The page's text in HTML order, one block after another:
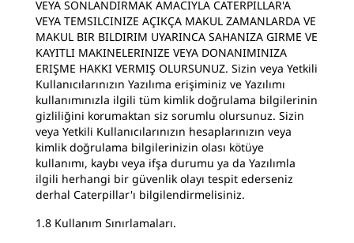
VEYA SONLANDIRMAK AMACIYLA CATERPILLAR'A
VEYA TEMSILCINIZE AÇIKÇA MAKUL ZAMANLARDA VE
MAKUL BIR BILDIRIM UYARINCA SAHANIZA GIRME VE
KAYITLI MAKINELERINIZE VEYA DONANIMINIZA
ERIŞME HAKKI VERMIŞ OLURSUNUZ. Sizin veya Yetkili
Kullanıcılarınızın Yazılıma erişiminiz ve Yazılımı
kullanımınızla ilgili tüm kimlik doğrulama bilgilerinin
gizliliğini korumaktan siz sorumlu olursunuz. Sizin
veya Yetkili Kullanıcılarınızın hesaplarınızın veya
kimlik doğrulama bilgilerinizin olası kötüye
kullanımı, kaybı veya ifşa durumu ya da Yazılımla
ilgili herhangi bir güvenlik olayı tespit ederseniz
derhal Caterpillar'ı bilgilendirmelisiniz.
1.8 Kullanım Sınırlamaları.